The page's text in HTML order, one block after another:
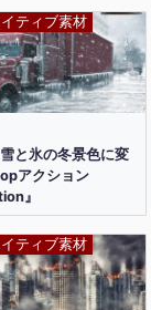
ティブ素材
と氷の冬景色に変
アクション
』
ティブ素材